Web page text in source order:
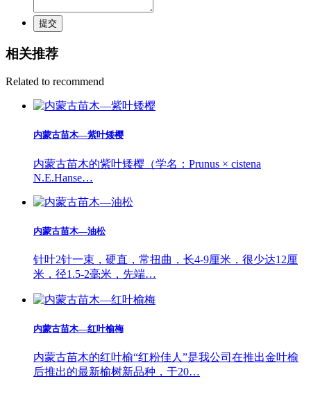
提交
相关推荐
Related to recommend
内蒙古苗木—紫叶矮樱
内蒙古苗木的紫叶矮樱（学名：Prunus × cistena
N.E.Hanse…
内蒙古苗木—油松
针叶2针一束，硬直，常扭曲，长4-9厘米，很少达12厘
米，径1.5-2毫米，先端…
内蒙古苗木—红叶榆梅
内蒙古苗木的红叶榆“红粉佳人”是我公司在推出金叶榆
后推出的最新榆树新品种，于20…